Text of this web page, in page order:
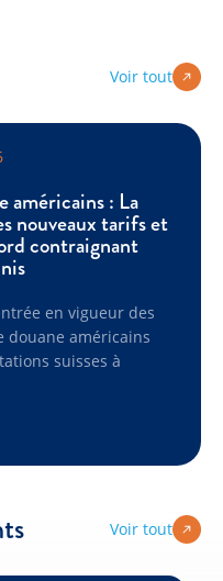
Voir tout
américains : La
nouveaux tarifs et
contraignant
en vigueur des
douane américains
suisses à
Voir tout